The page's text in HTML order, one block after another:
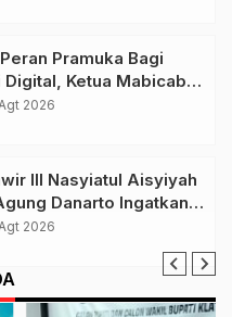
Pramuka Bagi
Digital, Ketua Mabicab
Klaten Lepas
2026
III Nasyiatul Aisyiyah
Danarto Ingatkan
Untuk Para Kader NA
2026